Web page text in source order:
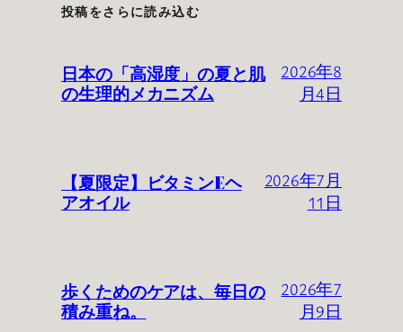
投稿をさらに読み込む
日本の「高湿度」の夏と肌
の生理的メカニズム
2026年8
月4日
【夏限定】ビタミンEヘ
アオイル
2026年7月
11日
歩くためのケアは、毎日の
積み重ね。
2026年7
月9日